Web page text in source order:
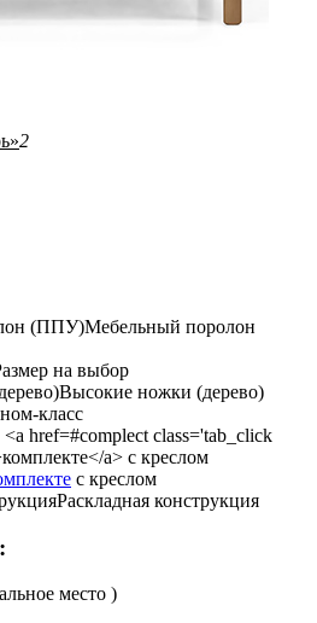
2
Мебельный поролон
на выбор
Высокие ножки (дерево)
класс
с креслом
Раскладная конструкция
место )